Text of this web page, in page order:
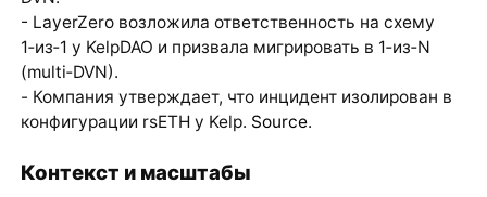
- LayerZero возложила ответственность на схему
1‑из‑1 у KelpDAO и призвала мигрировать в 1‑из‑N
(multi‑DVN).
- Компания утверждает, что инцидент изолирован в
конфигурации rsETH у Kelp. Source.
Контекст и масштабы